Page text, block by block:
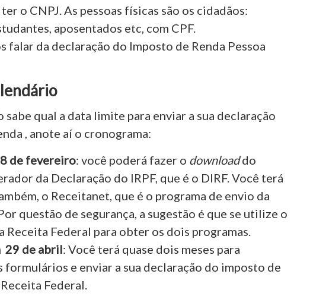
o CNPJ. As pessoas físicas são os cidadãos:
aposentados etc, com CPF.
falar da declaração do Imposto de Renda Pessoa
sabe qual a data limite para enviar a sua declaração
, anote aí o cronograma:
de fevereiro: você poderá fazer o downloaddo
da Declaração do IRPF, que é o DIRF. Você terá
o Receitanet, que é o programa de envio da
questão de segurança, a sugestão é que se utilize o
Receita Federal para obter os dois programas.
29 de abril: Você terá quase dois meses para
formulários e enviar a sua declaração do imposto de
Federal.